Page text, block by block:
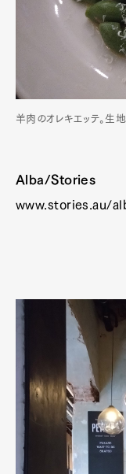
羊肉のオレキエッテ。生
Alba/Stories
www.stories.au/